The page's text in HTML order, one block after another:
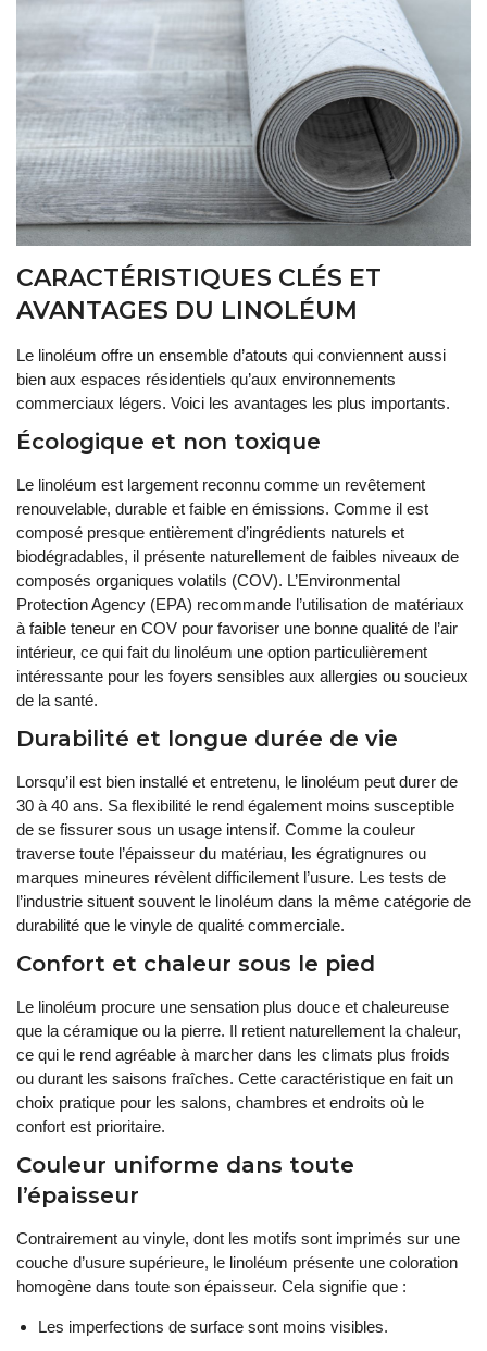
CARACTÉRISTIQUES CLÉS ET
AVANTAGES DU LINOLÉUM
Le linoléum offre un ensemble d’atouts qui conviennent aussi
bien aux espaces résidentiels qu’aux environnements
commerciaux légers. Voici les avantages les plus importants.
Écologique et non toxique
Le linoléum est largement reconnu comme un revêtement
renouvelable, durable et faible en émissions. Comme il est
composé presque entièrement d’ingrédients naturels et
biodégradables, il présente naturellement de faibles niveaux de
composés organiques volatils (COV). L’Environmental
Protection Agency (EPA) recommande l’utilisation de matériaux
à faible teneur en COV pour favoriser une bonne qualité de l’air
intérieur, ce qui fait du linoléum une option particulièrement
intéressante pour les foyers sensibles aux allergies ou soucieux
de la santé.
Durabilité et longue durée de vie
Lorsqu’il est bien installé et entretenu, le linoléum peut durer de
30 à 40 ans. Sa flexibilité le rend également moins susceptible
de se fissurer sous un usage intensif. Comme la couleur
traverse toute l’épaisseur du matériau, les égratignures ou
marques mineures révèlent difficilement l’usure. Les tests de
l’industrie situent souvent le linoléum dans la même catégorie de
durabilité que le vinyle de qualité commerciale.
Confort et chaleur sous le pied
Le linoléum procure une sensation plus douce et chaleureuse
que la céramique ou la pierre. Il retient naturellement la chaleur,
ce qui le rend agréable à marcher dans les climats plus froids
ou durant les saisons fraîches. Cette caractéristique en fait un
choix pratique pour les salons, chambres et endroits où le
confort est prioritaire.
Couleur uniforme dans toute
l’épaisseur
Contrairement au vinyle, dont les motifs sont imprimés sur une
couche d’usure supérieure, le linoléum présente une coloration
homogène dans toute son épaisseur. Cela signifie que :
Les imperfections de surface sont moins visibles.